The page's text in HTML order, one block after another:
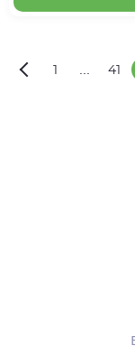
1 ... 41